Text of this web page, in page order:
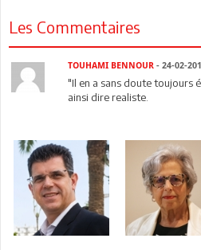
Les Commentaires
TOUHAMI BENNOUR - 24-02-
"Il en a sans doute toujours
ainsi dire realiste.